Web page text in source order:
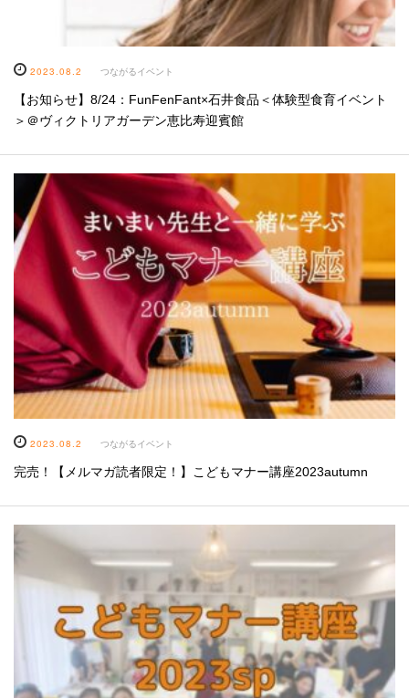
2023.08.2 つながるイベント
【お知らせ】8/24：FunFenFant×石井食品＜体験型食育イベント
＞＠ヴィクトリアガーデン恵比寿迎賓館
2023.08.2 つながるイベント
完売！【メルマガ読者限定！】こどもマナー講座2023autumn